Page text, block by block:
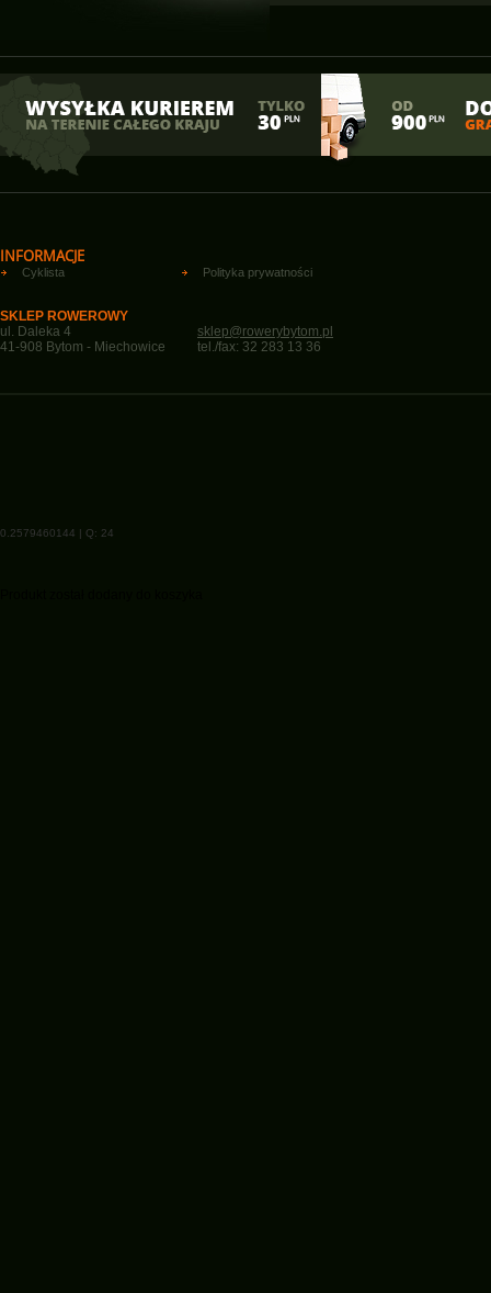
INFORMACJE
Cyklista Polityka prywatności
SKLEP ROWEROWY
ul. Daleka 4
41-908 Bytom - Miechowice
sklep@rowerybytom.pl
tel./fax: 32 283 13 36
0.2579460144 | Q: 24